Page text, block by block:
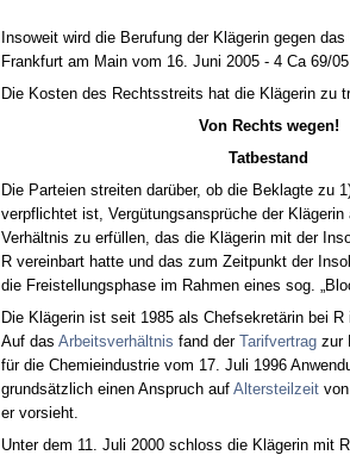
In­so­weit wird die Be­ru­fung der Kläge­rin ge­gen
Frank­furt am Main vom 16. Ju­ni 2005 - 4 Ca 69/
Die Kos­ten des Rechts­streits hat die Kläge­rin zu
Von Rechts we­gen!
Tat­be­stand
Die Par­tei­en strei­ten darüber, ob die Be­klag­te zu
ver­pflich­tet ist, Vergütungs­ansprüche der
Verhält­nis zu erfüllen, das die Kläge­rin mit der
R ver­ein­bart hat­te und das zum Zeit­punkt der
die Frei­stel­lungs­pha­se im Rah­men ei­nes sog.
Die Kläge­rin ist seit 1985 als Chef­se­kretärin bei
Auf das Ar­beits­verhält­nis fand der Ta­rif­ver­tragzur
für die Che­mie­in­dus­trie vom 17. Ju­li 1996
grundsätz­lich ei­nen An­spruch auf Al­ters­teil­zeitvon
er vor­sieht.
Un­ter dem 11. Ju­li 2000 schloss die Kläge­rin mit